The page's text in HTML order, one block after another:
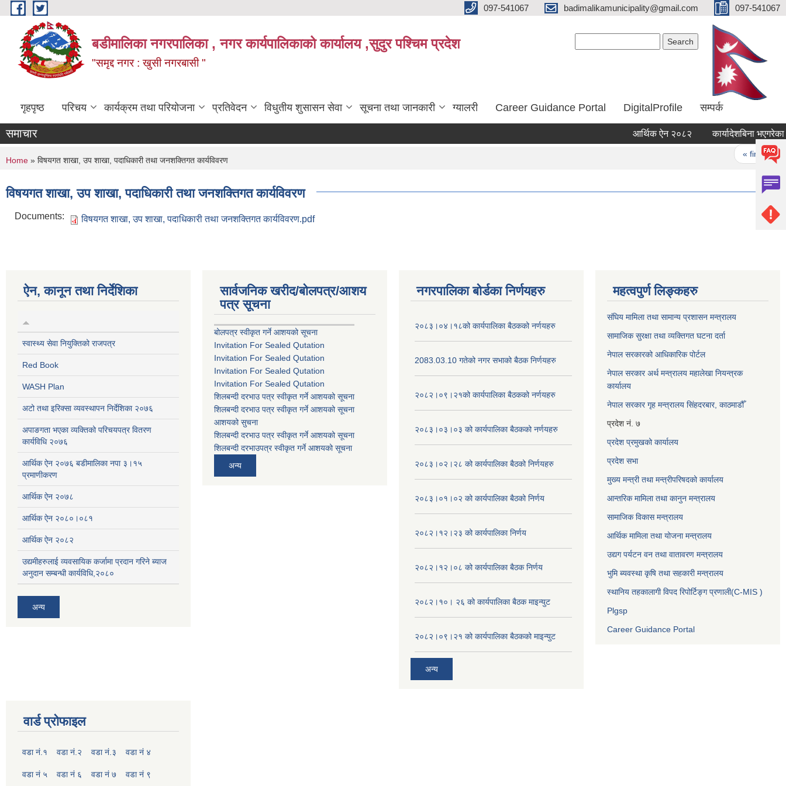
Skip to main content 097-541067 badimalikamunicipality@gmail.com 097-541067
बडीमालिका नगरपालिका , नगर कार्यपालिकाको कार्यालय ,सुदुर पश्चिम प्रदेश
"समृद्द नगर : खुसी नगरबासी "
गृहपृष्ठ परिचय कार्यक्रम तथा परियोजना प्रतिवेदन विधुतीय शुसासन सेवा सूचना तथा जानकारी ग्यालरी Career Guidance Portal DigitalProfile सम्पर्क
समाचार आर्थिक ऐन २०८२ कार्यादेशबिना भएगरेका
« first
You are here
Home » विषयगत शाखा, उप शाखा, पदाधिकारी तथा जनशक्तिगत कार्यविवरण
विषयगत शाखा, उप शाखा, पदाधिकारी तथा जनशक्तिगत कार्यविवरण
Documents: विषयगत शाखा, उप शाखा, पदाधिकारी तथा जनशक्तिगत कार्यविवरण.pdf
ऐन, कानून तथा निर्देशिका
स्वास्थ्य सेवा नियुक्तिको राजपत्र
Red Book
WASH Plan
अटो तथा इरिक्सा व्यवस्थापन निर्देशिका २०७६
अपाङगता भएका व्यक्तिको परिचयपत्र वितरण
कार्यविधि २०७६
आर्थिक ऐन २०७६ बडीमालिका नपा ३।१५
प्रमाणीकरण
आर्थिक ऐन २०७८
आर्थिक ऐन २०८०।०८१
आर्थिक ऐन २०८२
उद्यमीहरुलाई व्यवसायिक कर्जामा प्रदान गरिने ब्याज
अनुदान सम्बन्धी कार्यविधि,२०८०
अन्य
सार्वजनिक खरीद/बोलपत्र/आशय
पत्र सूचना
बोलपत्र स्वीकृत गर्ने आशयको सूचना
Invitation For Sealed Qutation
Invitation For Sealed Qutation
Invitation For Sealed Qutation
Invitation For Sealed Qutation
शिलबन्दी दरभाउ पत्र स्वीकृत गर्ने आशयको सूचना
शिलबन्दी दरभाउ पत्र स्वीकृत गर्ने आशयको सूचना
आशयको सुचना
शिलबन्दी दरभाउ पत्र स्वीकृत गर्ने आशयको सूचना
शिलबन्दी दरभाउपत्र स्वीकृत गर्ने आशयको सूचना
अन्य
नगरपालिका बोर्डका निर्णयहरु
२०८३।०४।१८को कार्यपालिका बैठकको नर्णयहरु
2083.03.10 गतेको नगर सभाको बैठक निर्णयहरु
२०८२।०९।२१को कार्यपालिका बैठकको नर्णयहरु
२०८३।०३।०३ को कार्यपालिका बैठकको नर्णयहरु
२०८३।०२।२८ को कार्यपालिका बैठको निर्णयहरु
२०८३।०१।०२ को कार्यपालिका बैठको निर्णय
२०८२।१२।२३ को कार्यपालिका निर्णय
२०८२।१२।०८ को कार्यपालिका बैठक निर्णय
२०८२।१०। २६ को कार्यपालिका बैठक माइन्युट
२०८२।०९।२१ को कार्यपालिका बैठकको माइन्युट
अन्य
महत्वपुर्ण लिङ्कहरु
संघिय मामिला तथा सामान्य प्रशासन मन्त्रालय
सामाजिक सुरक्षा तथा व्यक्तिगत घटना दर्ता
नेपाल सरकारको आधिकारिक पोर्टल
नेपाल सरकार अर्थ मन्त्रालय महालेखा नियन्त्रक
कार्यालय
नेपाल सरकार गृह मन्त्रालय सिंहदरबार, काठमाडौँ
प्रदेश नं. ७
प्रदेश प्रमुखको कार्यालय
प्रदेश सभा
मुख्य मन्त्री तथा मन्त्रीपरिषदको कार्यालय
आन्तरिक मामिला तथा कानुन मन्त्रालय
सामाजिक विकास मन्त्रालय
आर्थिक मामिला तथा योजना मन्त्रालय
उद्यग पर्यटन वन तथा वातावरण मन्त्रालय
भुमि ब्यवस्था कृषि तथा सहकारी मन्त्रालय
स्थानिय तहकालागी विपद रिपोर्टिङ्ग प्रणाली(C-MIS )
Plgsp
Career Guidance Portal
वार्ड प्रोफाइल
वडा नं.१ वडा नं.२ वडा नं.३ वडा नं ४
वडा नं ५ वडा नं ६ वडा नं ७ वडा नं ९